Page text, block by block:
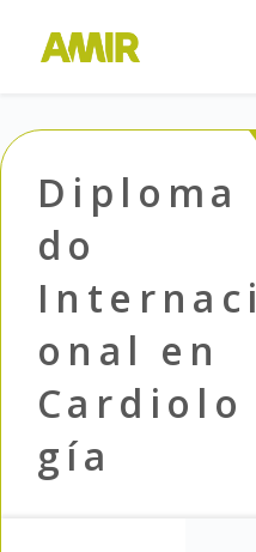
Diploma
do
Internaci
onal en
Cardiolo
gía